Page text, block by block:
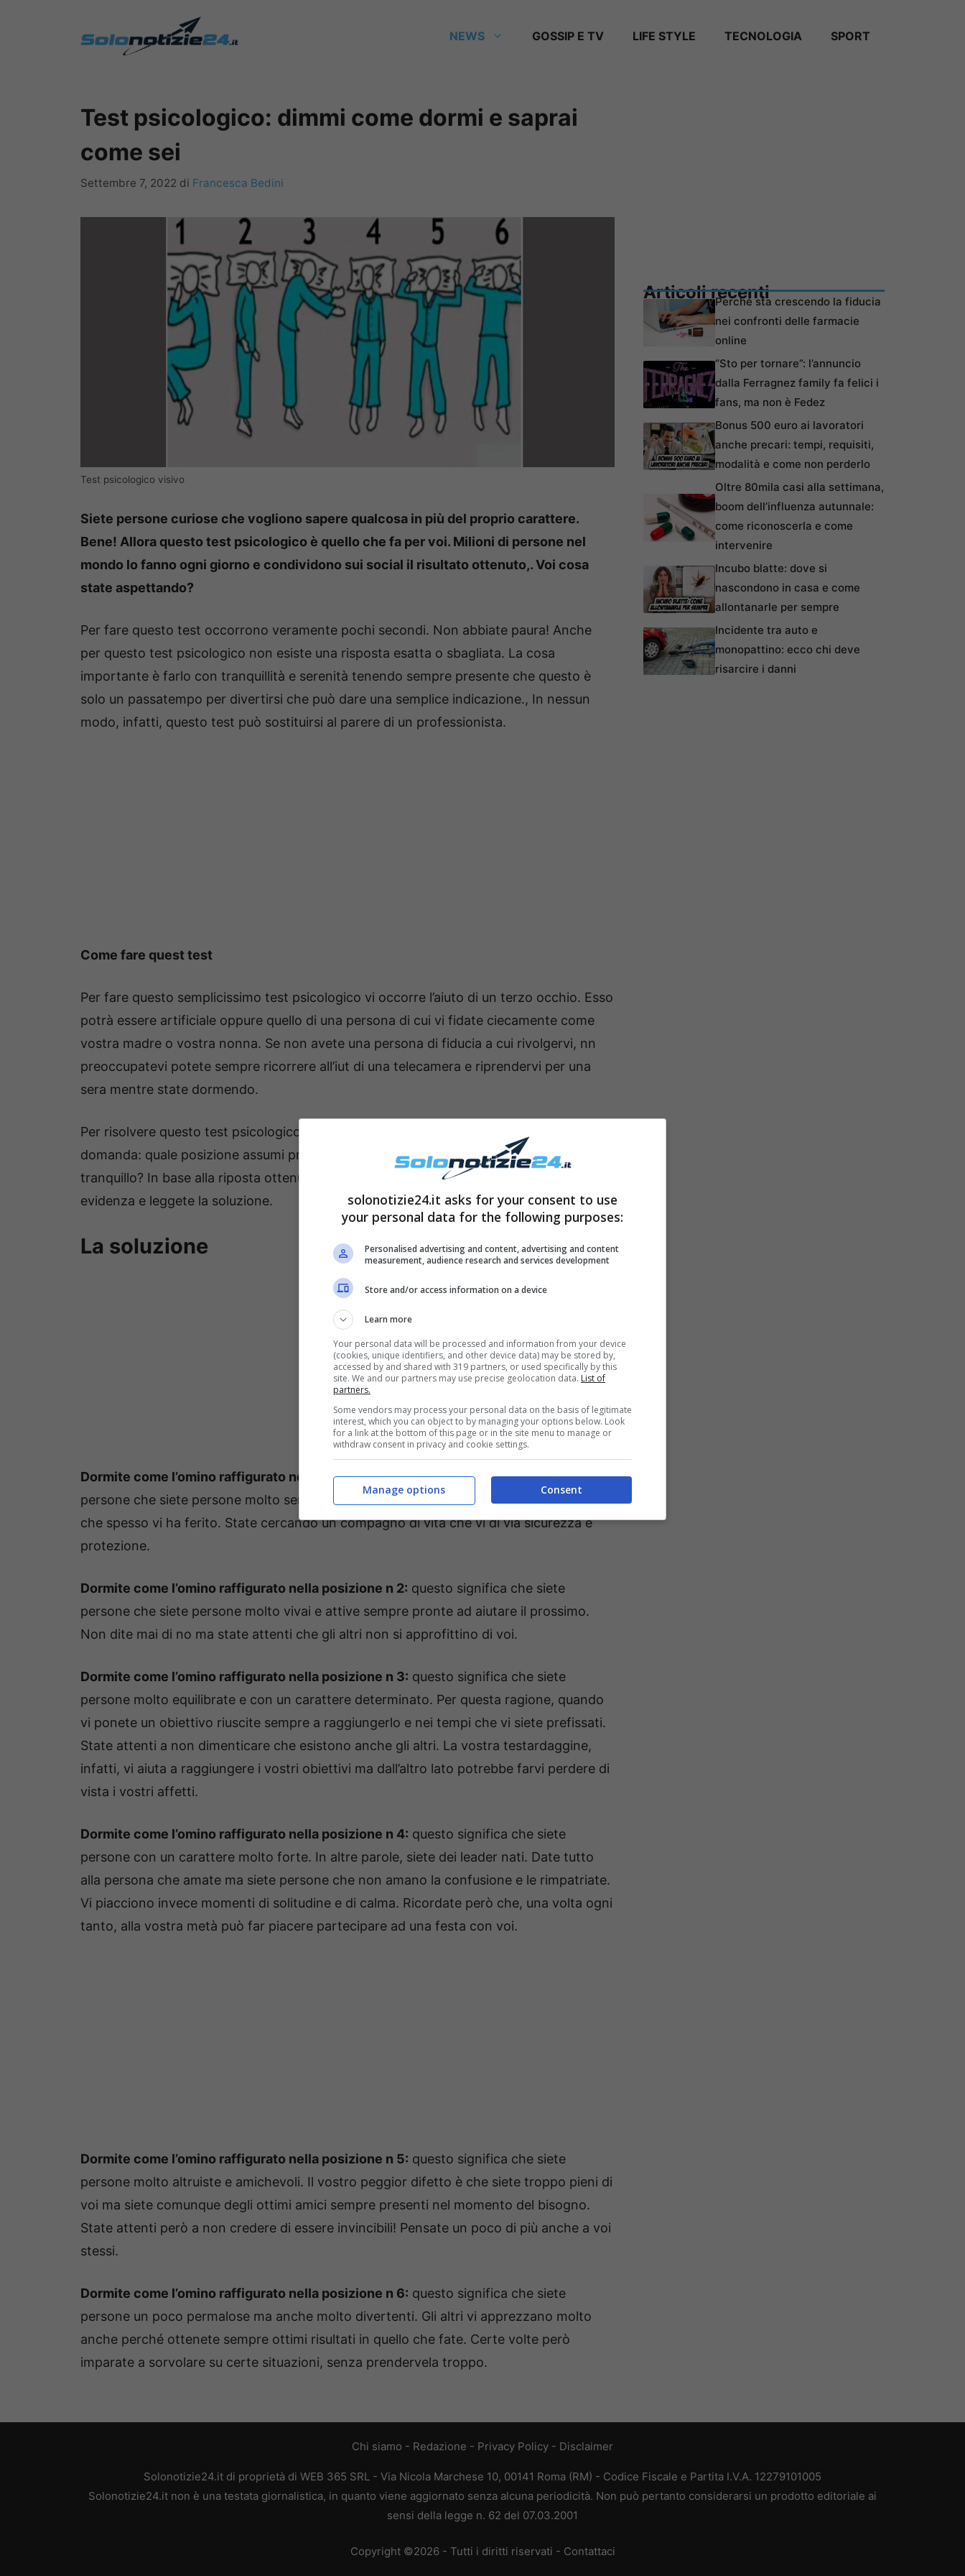
NEWS GOSSIP E TV LIFE STYLE TECNOLOGIA SPORT
Test psicologico: dimmi come dormi e saprai
come sei
Settembre 7, 2022 di Francesca Bedini
Test psicologico visivo
Siete persone curiose che vogliono sapere qualcosa in più del proprio carattere.
Bene! Allora questo test psicologico è quello che fa per voi. Milioni di persone nel
mondo lo fanno ogni giorno e condividono sui social il risultato ottenuto,. Voi cosa
state aspettando?
Per fare questo test occorrono veramente pochi secondi. Non abbiate paura! Anche
per questo test psicologico non esiste una risposta esatta o sbagliata. La cosa
importante è farlo con tranquillità e serenità tenendo sempre presente che questo è
solo un passatempo per divertirsi che può dare una semplice indicazione., In nessun
modo, infatti, questo test può sostituirsi al parere di un professionista.
Come fare quest test
Per fare questo semplicissimo test psicologico vi occorre l’aiuto di un terzo occhio. Esso
potrà essere artificiale oppure quello di una persona di cui vi fidate ciecamente come
vostra madre o vostra nonna. Se non avete una persona di fiducia a cui rivolgervi, nn
preoccupatevi potete sempre ricorrere all’iut di una telecamera e riprendervi per una
sera mentre state dormendo.
Per risolvere questo test psicologico, infatti, occorre rispondere a questa semplice
domanda: quale posizione assumi prima di addormentarti, per avere un sonno
tranquillo? In base alla riposta ottenuta, guardate le 6 immagini dentro la foto in
evidenza e leggete la soluzione.
La soluzione
Dormite come l’omino raffigurato nella posizione n 1:questo significa che siete
persone che siete persone molto sensibili bisognose di difendersi dal mondo estreno
che spesso vi ha ferito. State cercando un compagno di vita che vi di via sicurezza e
protezione.
Dormite come l’omino raffigurato nella posizione n 2: questo significa che siete
persone che siete persone molto vivai e attive sempre pronte ad aiutare il prossimo.
Non dite mai di no ma state attenti che gli altri non si approfittino di voi.
Dormite come l’omino raffigurato nella posizione n 3: questo significa che siete
persone molto equilibrate e con un carattere determinato. Per questa ragione, quando
vi ponete un obiettivo riuscite sempre a raggiungerlo e nei tempi che vi siete prefissati.
State attenti a non dimenticare che esistono anche gli altri. La vostra testardaggine,
infatti, vi aiuta a raggiungere i vostri obiettivi ma dall’altro lato potrebbe farvi perdere di
vista i vostri affetti.
Dormite come l’omino raffigurato nella posizione n 4: questo significa che siete
persone con un carattere molto forte. In altre parole, siete dei leader nati. Date tutto
alla persona che amate ma siete persone che non amano la confusione e le rimpatriate.
Vi piacciono invece momenti di solitudine e di calma. Ricordate però che, una volta ogni
tanto, alla vostra metà può far piacere partecipare ad una festa con voi.
Dormite come l’omino raffigurato nella posizione n 5: questo significa che siete
persone molto altruiste e amichevoli. Il vostro peggior difetto è che siete troppo pieni di
voi ma siete comunque degli ottimi amici sempre presenti nel momento del bisogno.
State attenti però a non credere di essere invincibili! Pensate un poco di più anche a voi
stessi.
Dormite come l’omino raffigurato nella posizione n 6: questo significa che siete
persone un poco permalose ma anche molto divertenti. Gli altri vi apprezzano molto
anche perché ottenete sempre ottimi risultati in quello che fate. Certe volte però
imparate a sorvolare su certe situazioni, senza prendervela troppo.
Articoli recentiPerché sta crescendo la fiducia
nei confronti delle farmacie
online
“Sto per tornare”: l’annuncio
dalla Ferragnez family fa felici i
fans, ma non è Fedez
Bonus 500 euro ai lavoratori
anche precari: tempi, requisiti,
modalità e come non perderlo
Oltre 80mila casi alla settimana,
boom dell’influenza autunnale:
come riconoscerla e come
intervenire
Incubo blatte: dove si
nascondono in casa e come
allontanarle per sempre
Incidente tra auto e
monopattino: ecco chi deve
risarcire i danni
Chi siamo - Redazione - Privacy Policy - Disclaimer
Solonotizie24.it di proprietà di WEB 365 SRL - Via Nicola Marchese 10, 00141 Roma (RM) - Codice Fiscale e Partita I.V.A. 12279101005
Solonotizie24.it non è una testata giornalistica, in quanto viene aggiornato senza alcuna periodicità. Non può pertanto considerarsi un prodotto editoriale ai
sensi della legge n. 62 del 07.03.2001
Copyright ©2026 - Tutti i diritti riservati - Contattaci
solonotizie24.it asks for your consent to use
your personal data for the following purposes:
Personalised advertising and content, advertising and content
measurement, audience research and services development
Store and/or access information on a device
Learn more
Your personal data will be processed and information from your device
(cookies, unique identifiers, and other device data) may be stored by,
accessed by and shared with 319 partners, or used specifically by this
site. We and our partners may use precise geolocation data. List of
partners.
Some vendors may process your personal data on the basis of legitimate
interest, which you can object to by managing your options below. Look
for a link at the bottom of this page or in the site menu to manage or
withdraw consent in privacy and cookie settings.
Consent
Manage options